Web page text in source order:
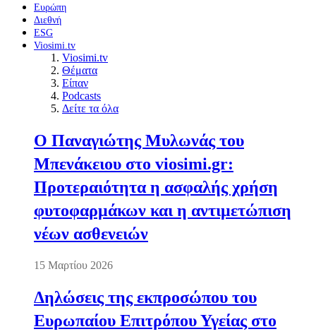
Ευρώπη
Διεθνή
ESG
Viosimi.tv
Viosimi.tv
Θέματα
Είπαν
Podcasts
Δείτε τα όλα
Ο Παναγιώτης Μυλωνάς του
Μπενάκειου στο viosimi.gr:
Προτεραιότητα η ασφαλής χρήση
φυτοφαρμάκων και η αντιμετώπιση
νέων ασθενειών
15 Μαρτίου 2026
Δηλώσεις της εκπροσώπου του
Ευρωπαίου Επιτρόπου Υγείας στο